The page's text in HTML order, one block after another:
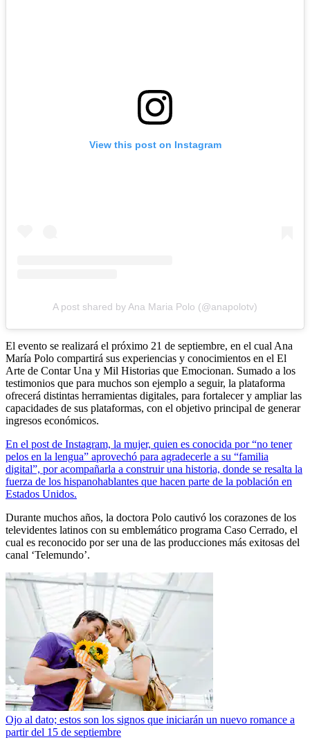
View this post on Instagram
A post shared by Ana Maria Polo (@anapolotv)
El evento se realizará el próximo 21 de septiembre, en el cual Ana
María Polo compartirá sus experiencias y conocimientos en el El
Arte de Contar Una y Mil Historias que Emocionan. Sumado a los
testimonios que para muchos son ejemplo a seguir, la plataforma
ofrecerá distintas herramientas digitales, para fortalecer y ampliar las
capacidades de sus plataformas, con el objetivo principal de generar
ingresos económicos.
En el post de Instagram, la mujer, quien es conocida por “no tener
pelos en la lengua” aprovechó para agradecerle a su “familia
digital”, por acompañarla a construir una historia, donde se resalta la
fuerza de los hispanohablantes que hacen parte de la población en
Estados Unidos.
Durante muchos años, la doctora Polo cautivó los corazones de los
televidentes latinos con su emblemático programa Caso Cerrado, el
cual es reconocido por ser una de las producciones más exitosas del
canal ‘Telemundo’.
Ojo al dato; estos son los signos que iniciarán un nuevo romance a
partir del 15 de septiembre